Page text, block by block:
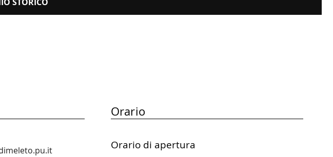
Orario
Orario di apertura